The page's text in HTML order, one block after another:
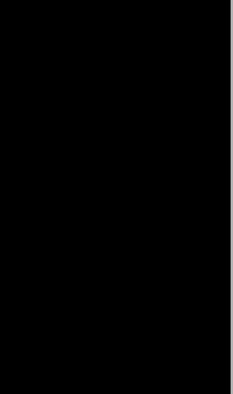
de tus opiniones. ¿Qué
Rosenberg, Paul
tus pensamientos,
¿Te hizo reír, llorar
¡No te guardes